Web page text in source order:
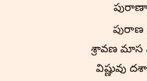
పురాణ
శ్రావణ మాస
విష్ణువు